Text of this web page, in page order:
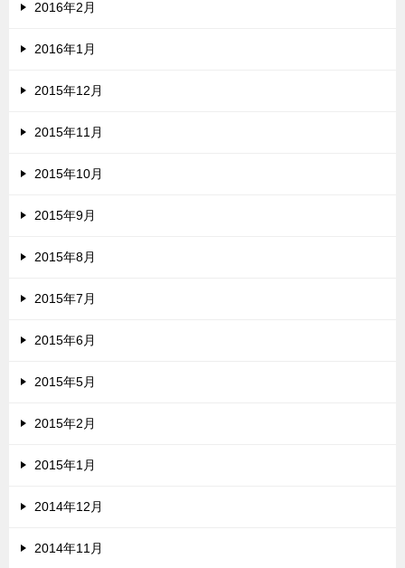
2016年2月
2016年1月
2015年12月
2015年11月
2015年10月
2015年9月
2015年8月
2015年7月
2015年6月
2015年5月
2015年2月
2015年1月
2014年12月
2014年11月